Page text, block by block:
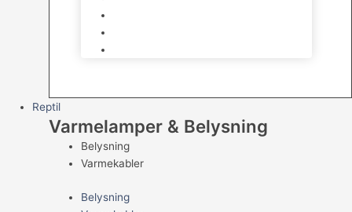
Reptil
Varmelamper & Belysning
Belysning
Varmekabler
Belysning